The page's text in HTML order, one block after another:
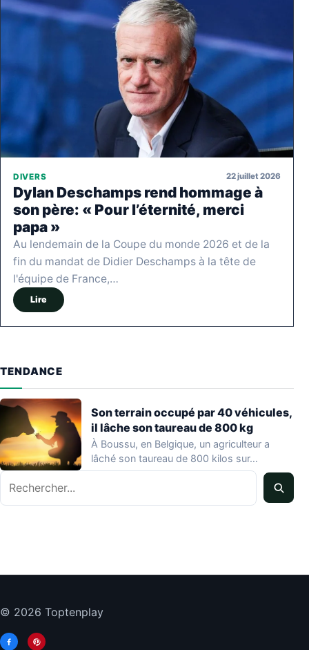
DIVERS 22 juillet 2026
Dylan Deschamps rend hommage à
son père: « Pour l’éternité, merci
papa »
Au lendemain de la Coupe du monde 2026 et de la
fin du mandat de Didier Deschamps à la tête de
l'équipe de France,…
Lire
TENDANCE
Son terrain occupé par 40 véhicules,
il lâche son taureau de 800 kg
À Boussu, en Belgique, un agriculteur a
lâché son taureau de 800 kilos sur…
Rechercher
© 2026 Toptenplay